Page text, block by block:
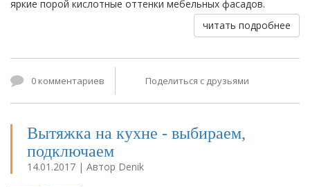
яркие порой кислотные оттенки мебельных фасадов.
читать подробнее
0 комментариев Поделиться с друзьями
Вытяжка на кухне - выбираем,
подключаем
14.01.2017 | Автор Denik